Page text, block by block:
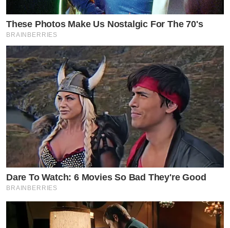
These Photos Make Us Nostalgic For The 70's
BRAINBERRIES
Dare To Watch: 6 Movies So Bad They're Good
BRAINBERRIES